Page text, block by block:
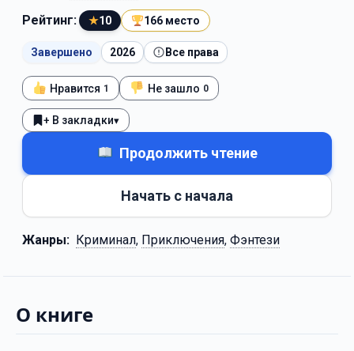
Рейтинг:
★10 166 место
Завершено 2026 Все права
Нравится 1 Не зашло 0
+ В закладки▾
Продолжить чтение
Начать с начала
Жанры: Криминал, Приключения, Фэнтези
О книге